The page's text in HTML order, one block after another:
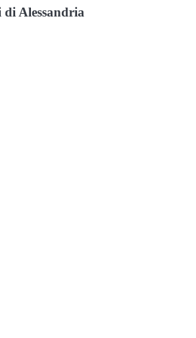
di Alessandria